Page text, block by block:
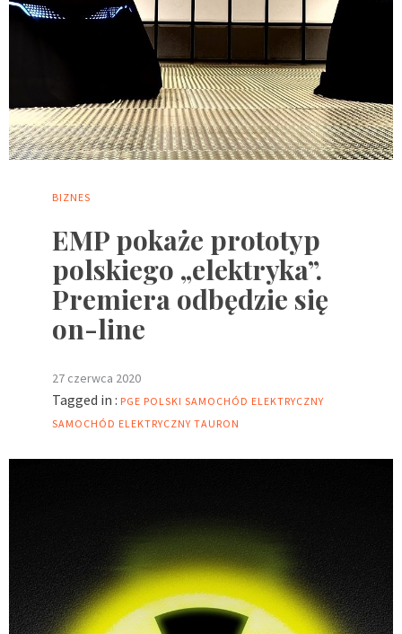
BIZNES
EMP pokaże prototyp
polskiego „elektryka”.
Premiera odbędzie się
on-line
27 czerwca 2020
Tagged in : PGE POLSKI SAMOCHÓD ELEKTRYCZNY
SAMOCHÓD ELEKTRYCZNY TAURON